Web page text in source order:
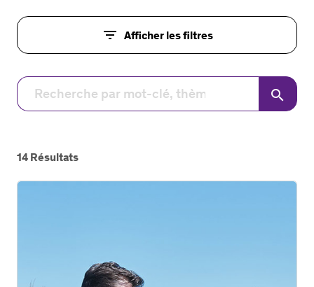
filter_list Afficher les filtres
search
14 Résultats